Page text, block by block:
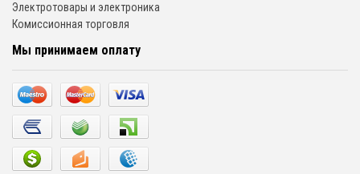
Электротовары и электроника
Комиссионная торговля
Мы принимаем оплату